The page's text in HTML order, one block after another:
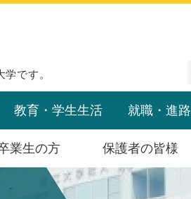
です。
教育・学生生活 就職・進路
業生の方 保護者の皆様